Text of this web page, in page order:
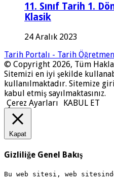
11. Sınıf Tarih 1.
Klasik
24 Aralık 2023
Tarih Portalı - Tarih
© Copyright 2026, Tüm
Sitemizi en iyi şekilde
kullanılmaktadır. Sitemize
kabul etmiş sayılmaktasınız.
Çerez Ayarları
KABUL ET
Kapat
Gizliliğe Genel Bakış
Bu web sitesi, web